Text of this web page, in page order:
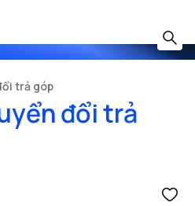
trả góp
đổi trả